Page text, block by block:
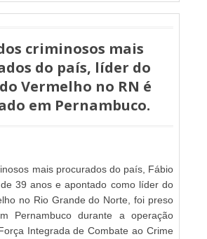
líder do Comando Vermelho no RN é
criminosos mais
do país, líder do
Vermelho no RN é
em Pernambuco.
mais procurados do país, Fábio
39 anos e apontado como líder do
no Rio Grande do Norte, foi preso
Pernambuco durante a operação
Integrada de Combate ao Crime